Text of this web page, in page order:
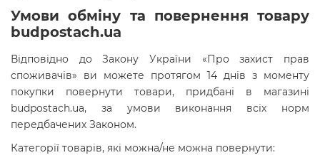
Умови обміну та повернення товару
budpostach.ua
Відповідно до Закону України «Про захист прав
споживачів» ви можете протягом 14 днів з моменту
покупки повернути товари, придбані в магазині
budpostach.ua, за умови виконання всіх норм
передбачених Законом.
Категорії товарів, які можна/не можна повернути: